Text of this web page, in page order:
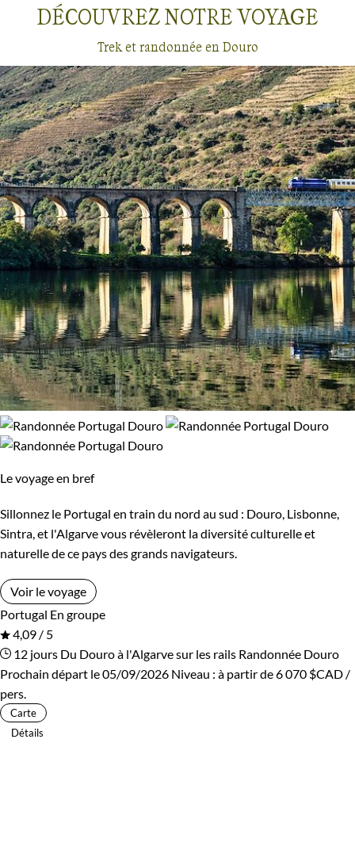
Dernières minutesDouro
97% de satisfaction(33 avis)
avons le voyage qu'il vous faut.
Nos offres de dernières minutes comprennent des treks
inoubliables, des randonnées dans des lieux emblématiques
et des croisières exploratoires. Imaginez-vous parcourant les
sentiers escarpés du GR20 en Corse, ou naviguant parmi les
glaciers du Spitzberg. Peut-être préférez-vous une expérience
plus puissante, comme gravir les pentes du Kilimandjaro ou
simplement explorer les volcans d'Auvergne.
Chaque voyage est soigneusement organisé pour vous offrir
une expérience authentique et enrichissante. Profitez-en
pour découvrir des destinations spectaculaires et vivre des
moments uniques.
DÉCOUVREZ NOTREVOYAGE
Trek et randonnée en Douro
Le voyage en bref
Sillonnez le Portugal en train du nord au sud : Douro, Lisbonne,
Sintra, et l'Algarve vous révèleront la diversité culturelle et
naturelle de ce pays des grands navigateurs.
Voir le voyage
Portugal En groupe
4,09 / 5
12 jours Du Douro à l'Algarve sur les rails Randonnée Douro
Prochain départ le 05/09/2026 Niveau : à partir de6 070 $CAD /
pers.
Carte
Détails